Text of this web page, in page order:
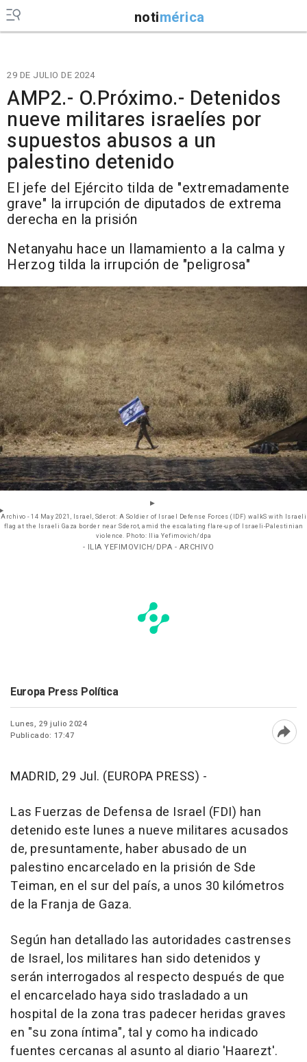
notimérica
29 DE JULIO DE 2024
AMP2.- O.Próximo.- Detenidos
nueve militares israelíes por
supuestos abusos a un
palestino detenido
El jefe del Ejército tilda de "extremadamente
grave" la irrupción de diputados de extrema
derecha en la prisión
Netanyahu hace un llamamiento a la calma y
Herzog tilda la irrupción de "peligrosa"
Archivo - 14 May 2021, Israel, Sderot: A Soldier of Israel Defense Forces (IDF) walkS with Israeli
flag at the Israeli Gaza border near Sderot, amid the escalating flare-up of Israeli-Palestinian
violence. Photo: Ilia Yefimovich/dpa
- ILIA YEFIMOVICH/DPA - ARCHIVO
Europa Press Política
Lunes, 29 julio 2024
Publicado: 17:47
MADRID, 29 Jul. (EUROPA PRESS) -
Las Fuerzas de Defensa de Israel (FDI) han
detenido este lunes a nueve militares acusados
de, presuntamente, haber abusado de un
palestino encarcelado en la prisión de Sde
Teiman, en el sur del país, a unos 30 kilómetros
de la Franja de Gaza.
Según han detallado las autoridades castrenses
de Israel, los militares han sido detenidos y
serán interrogados al respecto después de que
el encarcelado haya sido trasladado a un
hospital de la zona tras padecer heridas graves
en "su zona íntima", tal y como ha indicado
fuentes cercanas al asunto al diario 'Haarezt'.